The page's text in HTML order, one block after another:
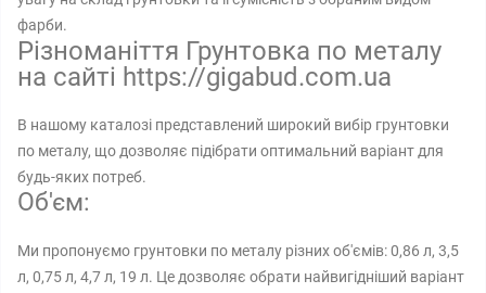
фарби.
Різноманіття Грунтовка по металу
на сайті https://gigabud.com.ua
В нашому каталозі представлений широкий вибір грунтовки
по металу, що дозволяє підібрати оптимальний варіант для
будь-яких потреб.
Об'єм:
Ми пропонуємо грунтовки по металу різних об'ємів: 0,86 л, 3,5
л, 0,75 л, 4,7 л, 19 л. Це дозволяє обрати найвигідніший варіант